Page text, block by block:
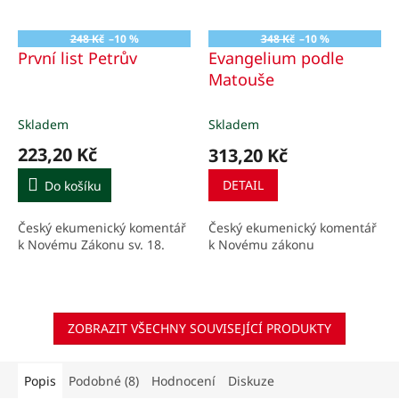
248 Kč –10 %
První list Petrův
Skladem
223,20 Kč
Do košíku
Český ekumenický komentář
k Novému Zákonu sv. 18.
348 Kč –10 %
Evangelium podle
Matouše
Skladem
313,20 Kč
DETAIL
Český ekumenický komentář
k Novému zákonu
ZOBRAZIT VŠECHNY SOUVISEJÍCÍ PRODUKTY
Popis Podobné (8) Hodnocení Diskuze